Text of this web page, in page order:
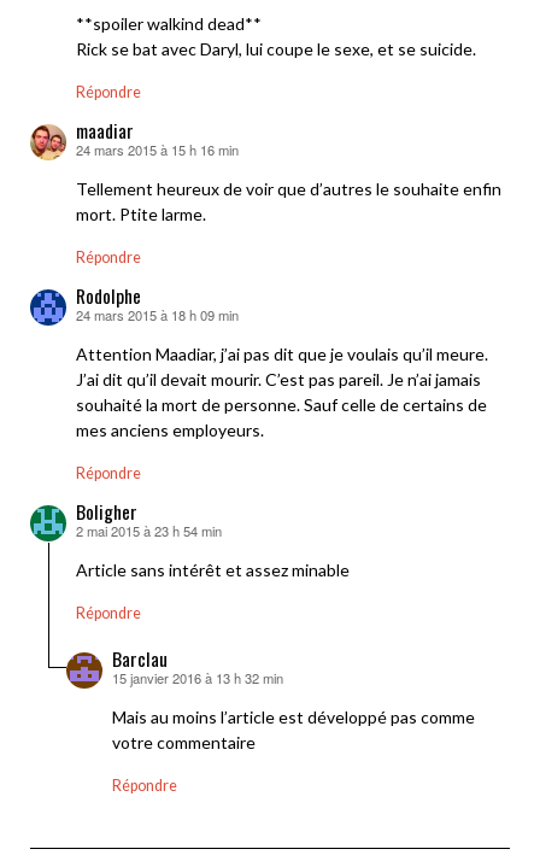
**spoiler walkind dead**
Rick se bat avec Daryl, lui coupe le sexe, et se suicide.
Répondre
maadiar
dit :
24 mars 2015 à 15 h 16 min
Tellement heureux de voir que d’autres le souhaite enfin
mort. Ptite larme.
Répondre
Rodolphe
dit :
24 mars 2015 à 18 h 09 min
Attention Maadiar, j’ai pas dit que je voulais qu’il meure.
J’ai dit qu’il devait mourir. C’est pas pareil. Je n’ai jamais
souhaité la mort de personne. Sauf celle de certains de
mes anciens employeurs.
Répondre
Boligher
dit :
2 mai 2015 à 23 h 54 min
Article sans intérêt et assez minable
Répondre
Barclau
dit :
15 janvier 2016 à 13 h 32 min
Mais au moins l’article est développé pas comme
votre commentaire
Répondre